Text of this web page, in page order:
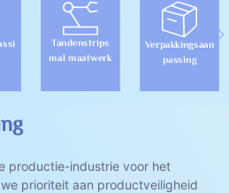
Tandenstrips
mal maatwerk
Verpakkingsaan
passing
productie-industrie voor het
prioriteit aan productveiligheid